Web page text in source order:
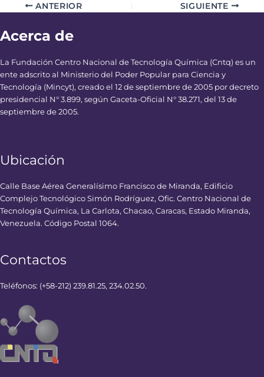
ANTERIOR SIGUIENTE
Acerca de
La Fundación Centro Nacional de Tecnología Química (Cntq) es un
ente adscrito al Ministerio del Poder Popular para Ciencia y
Tecnología (Mincyt), creado el 12 de septiembre de 2005 por decreto
presidencial N° 3.899, según Gaceta-Oficial N° 38.271, del 13 de
septiembre de 2005.
Ubicación
Calle Base Aérea Generalísimo Francisco de Miranda, Edificio
Complejo Tecnológico Simón Rodríguez, Ofic. Centro Nacional de
Tecnología Química, La Carlota, Chacao, Caracas, Estado Miranda,
Venezuela. Código Postal 1064.
Contactos
Teléfonos: (+58-212) 239.81.25, 234.02.50.